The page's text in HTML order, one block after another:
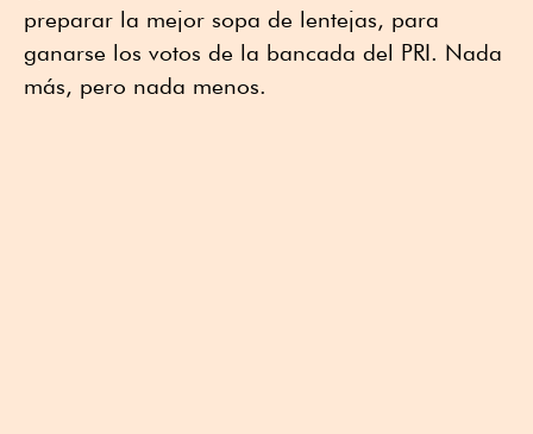
preparar la mejor sopa de lentejas, para
ganarse los votos de la bancada del PRI. Nada
más, pero nada menos.